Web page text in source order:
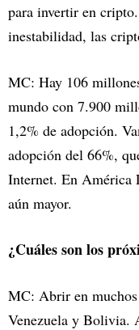
para invertir en
inestabilidad, las
MC: Hay 106
mundo con 7.900
1,2% de adopción.
adopción del 66%,
Internet. En América
aún mayor.
¿Cuáles son los
MC: Abrir en muchos
Venezuela y Bolivia.